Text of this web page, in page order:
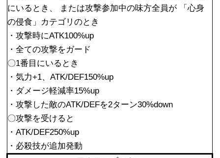
にいるとき、 または攻撃参加中の味方全員が 「心身
の侵食」カテゴリのとき
・攻撃時にATK100%up
・全ての攻撃をガード
〇1番目にいるとき
・気力+1、ATK/DEF150%up
・ダメージ軽減率15%up
・攻撃した敵のATK/DEFを2ターン30%down
〇攻撃を受けると
・ATK/DEF250%up
・必殺技が追加発動